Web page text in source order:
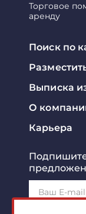
Торговое
аренду
Поиск по
Выписка
О
Карьера